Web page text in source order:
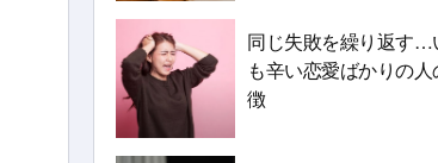
同じ失敗を繰り返す…
も辛い恋愛ばかりの人
徴